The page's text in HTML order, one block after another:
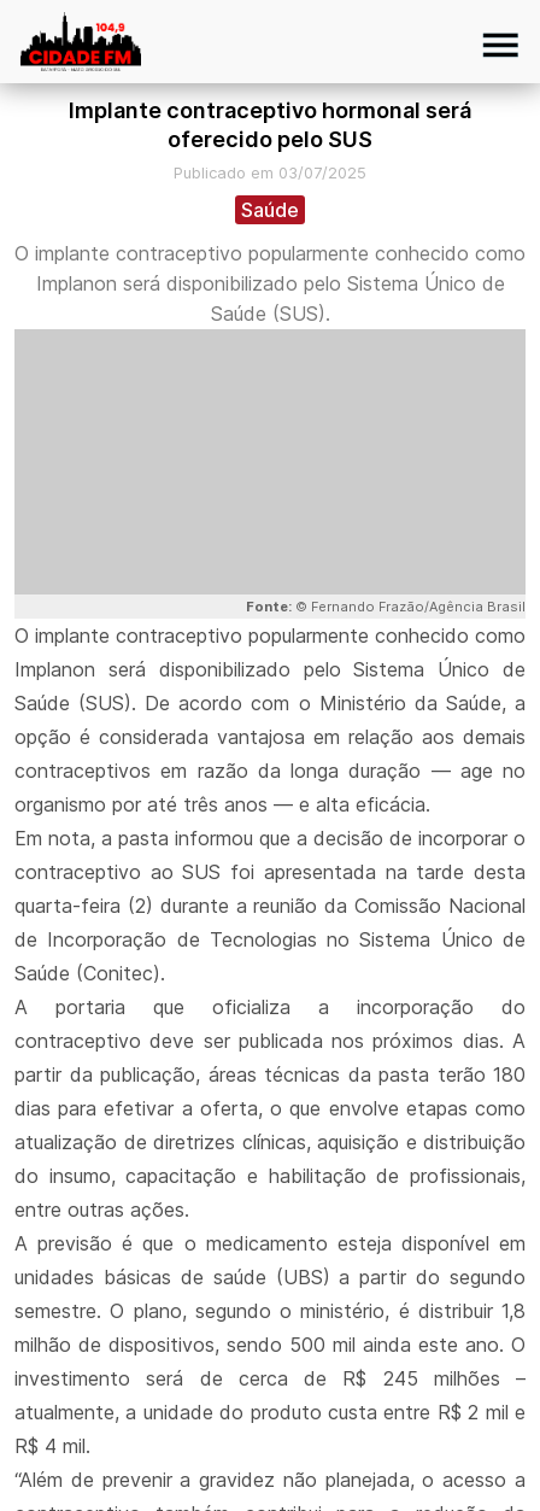
Implante contraceptivo hormonal será
oferecido pelo SUS
Publicado em 03/07/2025
Saúde
O implante contraceptivo popularmente conhecido como
Implanon será disponibilizado pelo Sistema Único de
Saúde (SUS).
Fonte: © Fernando Frazão/Agência Brasil
O implante contraceptivo popularmente conhecido como
Implanon será disponibilizado pelo Sistema Único de
Saúde (SUS). De acordo com o Ministério da Saúde, a
opção é considerada vantajosa em relação aos demais
contraceptivos em razão da longa duração — age no
organismo por até três anos — e alta eficácia.
Em nota, a pasta informou que a decisão de incorporar o
contraceptivo ao SUS foi apresentada na tarde desta
quarta-feira (2) durante a reunião da Comissão Nacional
de Incorporação de Tecnologias no Sistema Único de
Saúde (Conitec).
A portaria que oficializa a incorporação do
contraceptivo deve ser publicada nos próximos dias. A
partir da publicação, áreas técnicas da pasta terão 180
dias para efetivar a oferta, o que envolve etapas como
atualização de diretrizes clínicas, aquisição e distribuição
do insumo, capacitação e habilitação de profissionais,
entre outras ações.
A previsão é que o medicamento esteja disponível em
unidades básicas de saúde (UBS) a partir do segundo
semestre. O plano, segundo o ministério, é distribuir 1,8
milhão de dispositivos, sendo 500 mil ainda este ano. O
investimento será de cerca de R$ 245 milhões –
atualmente, a unidade do produto custa entre R$ 2 mil e
R$ 4 mil.
“Além de prevenir a gravidez não planejada, o acesso a